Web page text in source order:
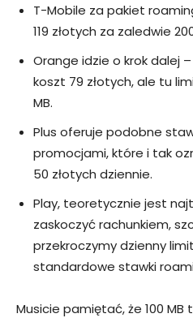
T-Mobile za pakiet
119 złotych za zaledwie
Orange idzie o krok dalej
koszt 79 złotych, ale tu
MB.
Plus oferuje podobne
promocjami, które i tak
50 złotych dziennie.
Play, teoretycznie jest
zaskoczyć rachunkiem,
przekroczymy dzienny
standardowe stawki
Musicie pamiętać, że 100